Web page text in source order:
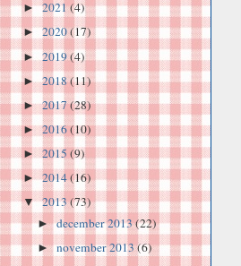
►2021(4)
►2020(17)
► 2019(4)
►2018(11)
►2017(28)
►2016(10)
► 2015 (9)
►2014(16)
▼2013(73)
►december 2013(22)
►november 2013(6)